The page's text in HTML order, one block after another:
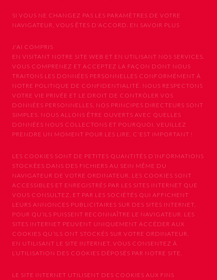
SI VOUS NE CHANGEZ PAS LES PARAMÈTRES DE VOTRE
NAVIGATEUR, VOUS ÊTES D'ACCORD. EN SAVOIR PLUS
J'AI COMPRIS
EN VISITANT NOTRE SITE WEB ET EN UTILISANT NOS SERVICES,
VOUS COMPRENEZ ET ACCEPTEZ LA FAÇON DONT NOUS
TRAITONS LES DONNÉES PERSONNELLES CONFORMÉMENT À
NOTRE POLITIQUE DE CONFIDENTIALITÉ. NOUS RESPECTONS
VOTRE VIE PRIVÉE ET LE DROIT DE CONTRÔLER VOS
DONNÉES PERSONNELLES. NOS PRINCIPES DIRECTEURS SONT
SIMPLES. NOUS ALLONS ÊTRE OUVERTS AVEC QUELLES
DONNÉES NOUS COLLECTONS ET POURQUOI. VEUILLEZ
PRENDRE UN MOMENT POUR LES LIRE. C'EST IMPORTANT !
LES COOKIES SONT DE PETITES QUANTITÉS D’INFORMATIONS
STOCKÉES DANS DES FICHIERS AU SEIN MÊME DU
NAVIGATEUR DE VOTRE ORDINATEUR. LES COOKIES SONT
ACCESSIBLES ET ENREGISTRÉS PAR LES SITES INTERNET QUE
VOUS CONSULTEZ, ET PAR LES SOCIÉTÉS QUI AFFICHENT
LEURS ANNONCES PUBLICITAIRES SUR DES SITES INTERNET,
POUR QU’ILS PUISSENT RECONNAÎTRE LE NAVIGATEUR. LES
SITES INTERNET PEUVENT UNIQUEMENT ACCÉDER AUX
COOKIES QU’ILS ONT STOCKÉS SUR VOTRE ORDINATEUR.
EN UTILISANT LE SITE INTERNET, VOUS CONSENTEZ À
L’UTILISATION DES COOKIES DÉPOSÉS PAR NOTRE SITE.
LE SITE INTERNET UTILISENT DES COOKIES AUX FINS